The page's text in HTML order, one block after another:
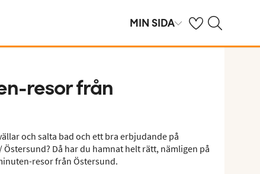
MIN SIDA Se dina sparade
Sök på ving.se
resor från
och salta bad och ett bra erbjudande på
Östersund? Då har du hamnat helt rätt, nämligen på
resor från Östersund.